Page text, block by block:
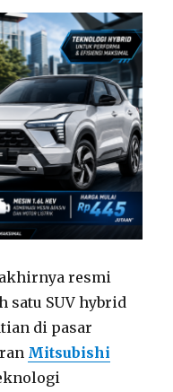
akhirnya resmi
satu SUV hybrid
di pasar
Mitsubishi